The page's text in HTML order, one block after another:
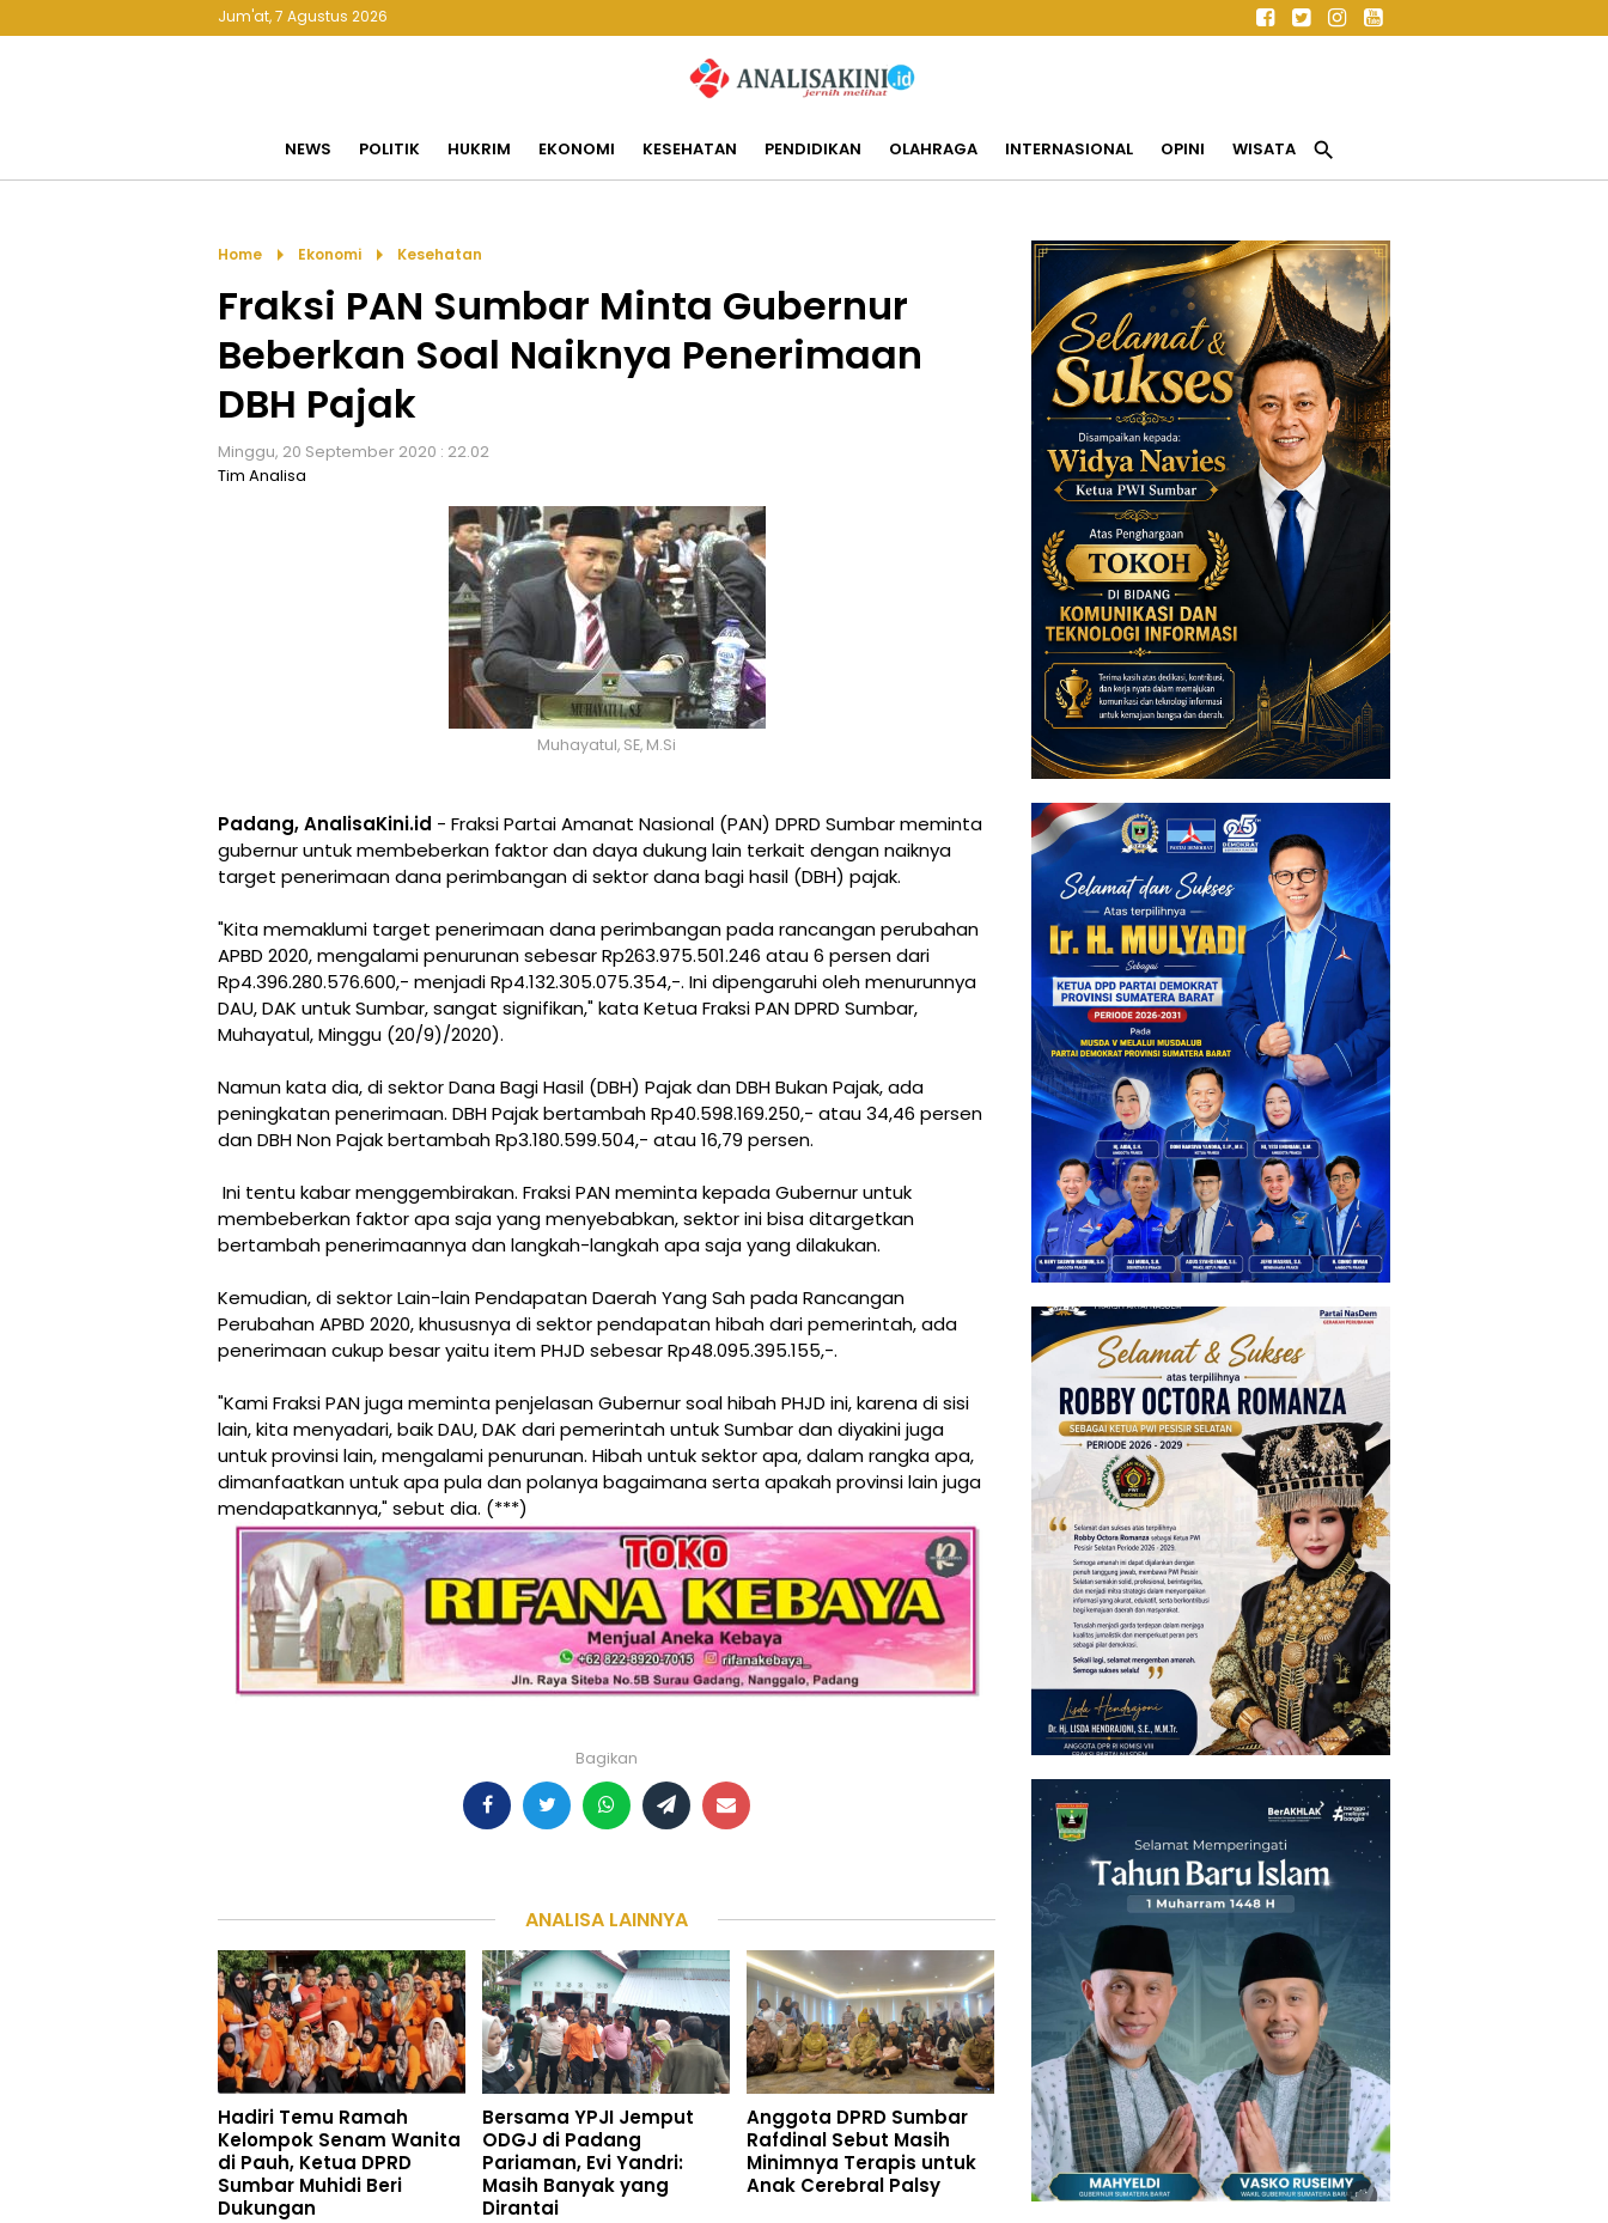
Jum'at, 7 Agustus 2026
NEWS POLITIK HUKRIM EKONOMI KESEHATAN PENDIDIKAN OLAHRAGA INTERNASIONAL OPINI WISATA search
Home arrow_right Ekonomi arrow_right Kesehatan
Fraksi PAN Sumbar Minta Gubernur
Beberkan Soal Naiknya Penerimaan
DBH Pajak
Minggu, 20 September 2020 : 22.02
Tim Analisa
Muhayatul, SE, M.Si
Padang, AnalisaKini.id - Fraksi Partai Amanat Nasional (PAN) DPRD Sumbar meminta
gubernur untuk membeberkan faktor dan daya dukung lain terkait dengan naiknya
target penerimaan dana perimbangan di sektor dana bagi hasil (DBH) pajak.
"Kita memaklumi target penerimaan dana perimbangan pada rancangan perubahan
APBD 2020, mengalami penurunan sebesar Rp263.975.501.246 atau 6 persen dari
Rp4.396.280.576.600,- menjadi Rp4.132.305.075.354,-. Ini dipengaruhi oleh menurunnya
DAU, DAK untuk Sumbar, sangat signifikan," kata Ketua Fraksi PAN DPRD Sumbar,
Muhayatul, Minggu (20/9)/2020).
Namun kata dia, di sektor Dana Bagi Hasil (DBH) Pajak dan DBH Bukan Pajak, ada
peningkatan penerimaan. DBH Pajak bertambah Rp40.598.169.250,- atau 34,46 persen
dan DBH Non Pajak bertambah Rp3.180.599.504,- atau 16,79 persen.
Ini tentu kabar menggembirakan. Fraksi PAN meminta kepada Gubernur untuk
membeberkan faktor apa saja yang menyebabkan, sektor ini bisa ditargetkan
bertambah penerimaannya dan langkah-langkah apa saja yang dilakukan.
Kemudian, di sektor Lain-lain Pendapatan Daerah Yang Sah pada Rancangan
Perubahan APBD 2020, khususnya di sektor pendapatan hibah dari pemerintah, ada
penerimaan cukup besar yaitu item PHJD sebesar Rp48.095.395.155,-.
"Kami Fraksi PAN juga meminta penjelasan Gubernur soal hibah PHJD ini, karena di sisi
lain, kita menyadari, baik DAU, DAK dari pemerintah untuk Sumbar dan diyakini juga
untuk provinsi lain, mengalami penurunan. Hibah untuk sektor apa, dalam rangka apa,
dimanfaatkan untuk apa pula dan polanya bagaimana serta apakah provinsi lain juga
mendapatkannya," sebut dia. (***)
Bagikan
ANALISA LAINNYA
Hadiri Temu Ramah
Kelompok Senam Wanita
di Pauh, Ketua DPRD
Sumbar Muhidi Beri
Dukungan
Bersama YPJI Jemput
ODGJ di Padang
Pariaman, Evi Yandri:
Masih Banyak yang
Dirantai
Anggota DPRD Sumbar
Rafdinal Sebut Masih
Minimnya Terapis untuk
Anak Cerebral Palsy